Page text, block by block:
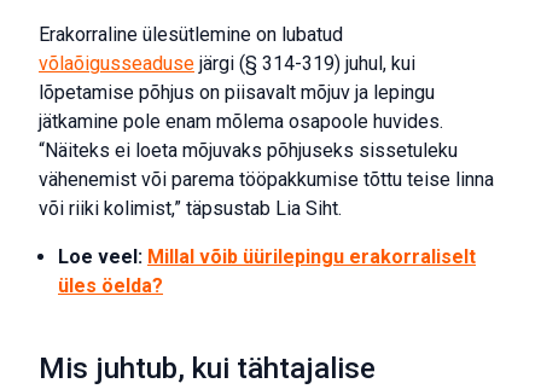
Erakorraline ülesütlemine on lubatud
võlaõigusseaduse järgi (§ 314-319) juhul, kui
lõpetamise põhjus on piisavalt mõjuv ja lepingu
jätkamine pole enam mõlema osapoole huvides.
“Näiteks ei loeta mõjuvaks põhjuseks sissetuleku
vähenemist või parema tööpakkumise tõttu teise linna
või riiki kolimist,” täpsustab Lia Siht.
Loe veel: Millal võib üürilepingu erakorraliselt
üles öelda?
Mis juhtub, kui tähtajalise